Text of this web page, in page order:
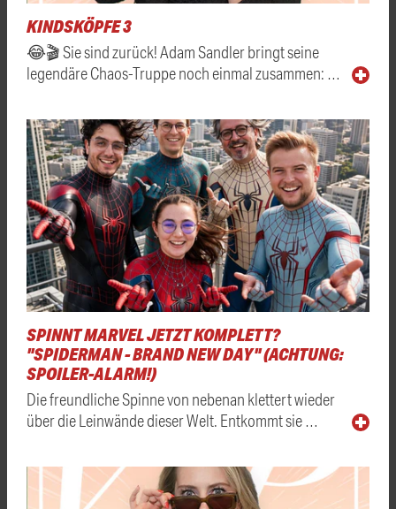
KINDSKÖPFE 3
😂🎬 Sie sind zurück! Adam Sandler bringt seine
legendäre Chaos-Truppe noch einmal zusammen: …
SPINNT MARVEL JETZT KOMPLETT?
"SPIDERMAN - BRAND NEW DAY" (ACHTUNG:
SPOILER-ALARM!)
Die freundliche Spinne von nebenan klettert wieder
über die Leinwände dieser Welt. Entkommt sie …